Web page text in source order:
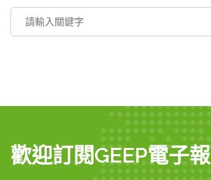
歡迎訂閱GEEP電子報